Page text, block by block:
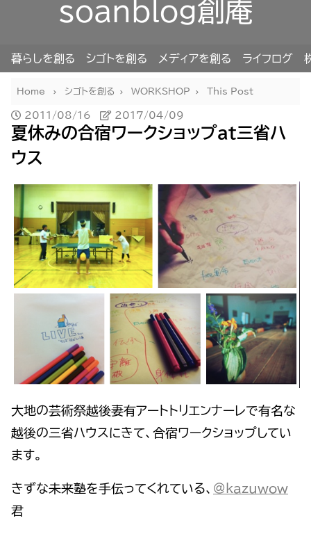
soanblog創庵
暮らしを創る シゴトを創る メディアを創る ライフログ
Home シゴトを創る WORKSHOP This Post
2011/08/16 2017/04/09
夏休みの合宿ワークショップat三省ハ
ウス
大地の芸術祭越後妻有アートトリエンナーレで有名な
越後の三省ハウスにきて、合宿ワークショップしてい
ます。
きずな未来塾を手伝ってくれている、 @kazuwow
君